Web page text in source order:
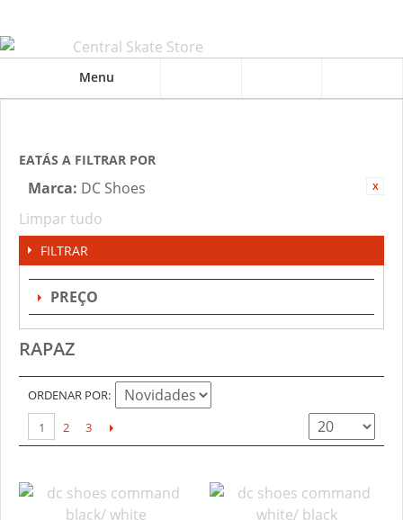
Menu
EATÁS A FILTRAR POR
Marca: DC Shoes
Limpar tudo
FILTRAR
PREÇO
RAPAZ
ORDENAR POR
1
2 3